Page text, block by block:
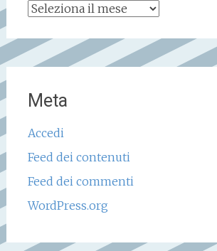
Archivio
Meta
Accedi
Feed dei contenuti
Feed dei commenti
WordPress.org